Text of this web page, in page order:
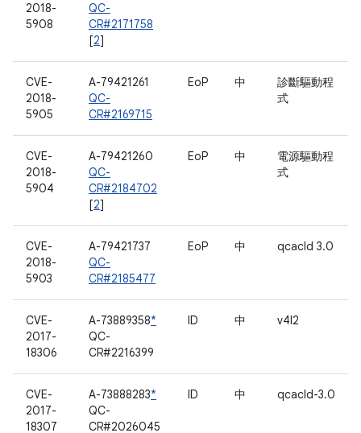
2018-
5908
QC-
CR#2171758
[2]
CVE-
2018-
5905
A-79421261
QC-
CR#2169715
EoP 中
診斷驅動程
式
CVE-
2018-
5904
A-79421260
QC-
CR#2184702
[2]
EoP 中
電源驅動程
式
CVE-
2018-
5903
A-79421737
QC-
CR#2185477
EoP 中 qcacld 3.0
CVE-
2017-
18306
A-73889358*
QC-
CR#2216399
ID 中 v4l2
CVE-
2017-
18307
A-73888283*
QC-
CR#2026045
ID 中 qcacld-3.0